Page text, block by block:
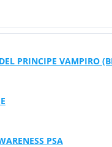
PRINCIPE VAMPIRO
PSA